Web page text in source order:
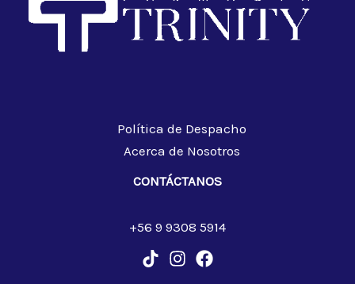
Política de Despacho
Acerca de Nosotros
CONTÁCTANOS
+56 9 9308 5914